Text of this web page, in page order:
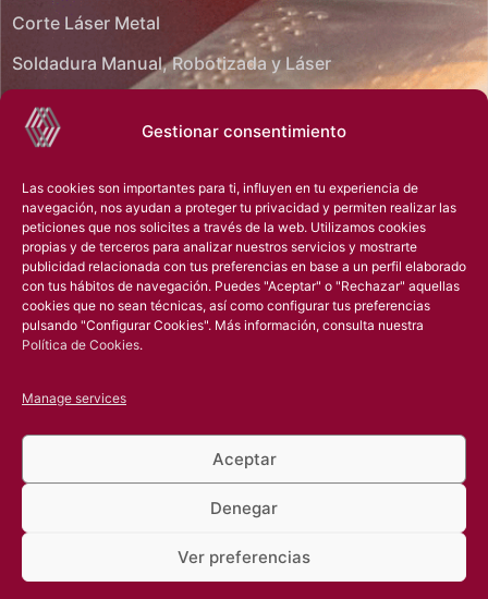
Gestionar consentimiento
Las cookies son importantes para ti, influyen en tu experiencia de
navegación, nos ayudan a proteger tu privacidad y permiten realizar las
peticiones que nos solicites a través de la web. Utilizamos cookies
propias y de terceros para analizar nuestros servicios y mostrarte
publicidad relacionada con tus preferencias en base a un perfil elaborado
con tus hábitos de navegación. Puedes "Aceptar" o "Rechazar" aquellas
cookies que no sean técnicas, así como configurar tus preferencias
pulsando "Configurar Cookies". Más información, consulta nuestra
Política de Cookies.
Manage services
Aceptar
Denegar
Ver preferencias
Corte Láser Metal
Soldadura Manual, Robotizada y Láser
Plegado CNC
Mecanizado CNC
Ingeniería Inversa
Montaje
Oficina Técnica
Escaneado 3D
Tratamientos Superficiales
Política de Privacidad
Canal ético
Condiciones de Compra a proveedores